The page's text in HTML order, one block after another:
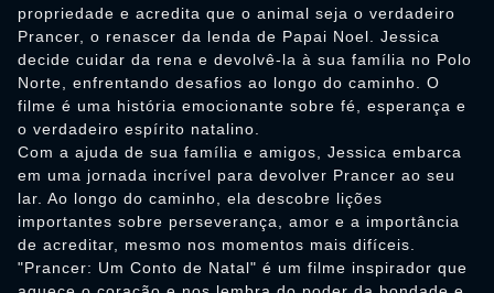
propriedade e acredita que o animal seja o verdadeiro
Prancer, o renascer da lenda de Papai Noel. Jessica
decide cuidar da rena e devolvê-la à sua família no Polo
Norte, enfrentando desafios ao longo do caminho. O
filme é uma história emocionante sobre fé, esperança e
o verdadeiro espírito natalino.
Com a ajuda de sua família e amigos, Jessica embarca
em uma jornada incrível para devolver Prancer ao seu
lar. Ao longo do caminho, ela descobre lições
importantes sobre perseverança, amor e a importância
de acreditar, mesmo nos momentos mais difíceis.
"Prancer: Um Conto de Natal" é um filme inspirador que